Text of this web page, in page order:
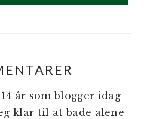
14 år som blogger idag
klar til at bade alene